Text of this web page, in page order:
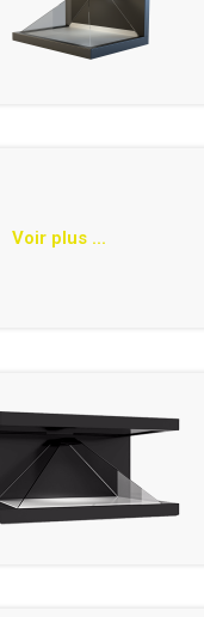
Voir plus ...